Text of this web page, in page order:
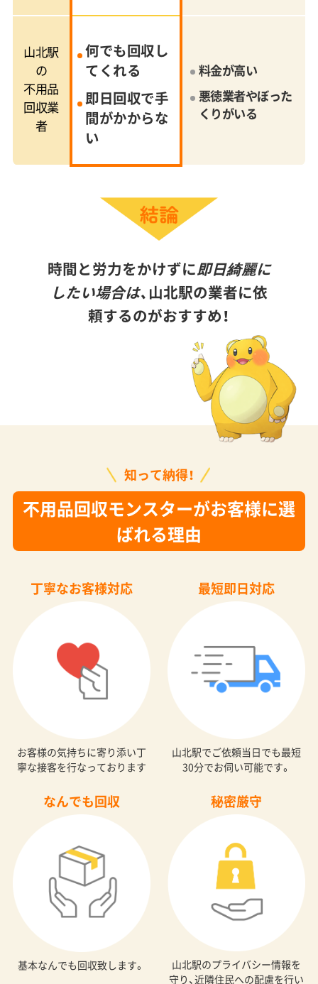
山北駅
の
不用品
回収業
者
何でも回収し
てくれる
即日回収で手
間がかからな
い
料金が高い
悪徳業者やぼった
くりがいる
時間と労力をかけずに即日綺麗に
したい場合は、山北駅の業者に依
頼するのがおすすめ！
知って納得！
不用品回収モンスターがお客様に選
ばれる理由
丁寧なお客様対応
お客様の気持ちに寄り添い丁
寧な接客を行なっております
最短即日対応
山北駅でご依頼当日でも最短
30分でお伺い可能です。
なんでも回収
基本なんでも回収致します。
秘密厳守
山北駅のプライバシー情報を
守り、近隣住民への配慮を行い